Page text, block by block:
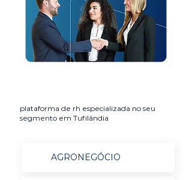
plataforma de rh especializada no seu
segmento em Tufilândia
AGRONEGÓCIO